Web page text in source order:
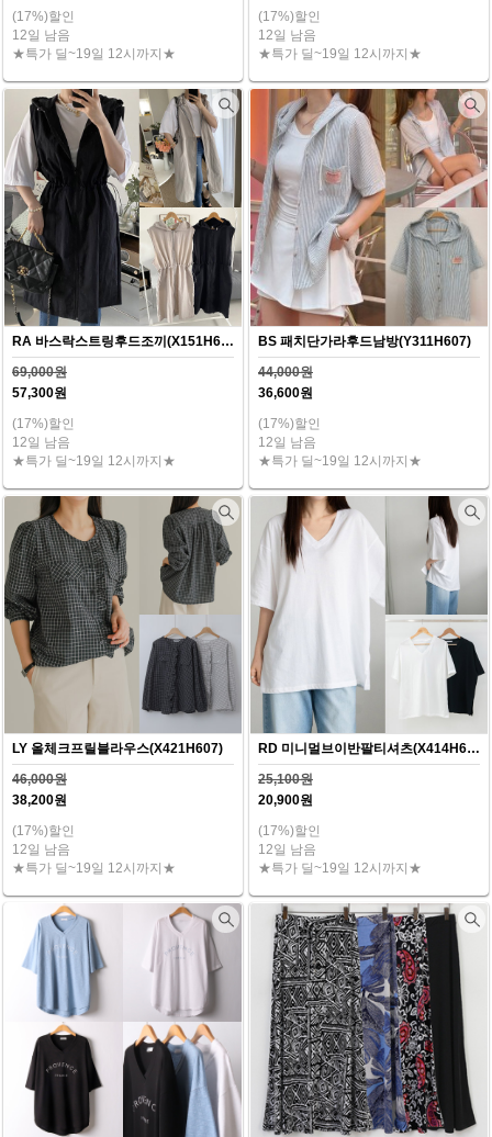
(17%)할인
12일 남음
★특가 딜~19일 12시까지★
(17%)할인
12일 남음
★특가 딜~19일 12시까지★
RA 바스락스트링후드조끼(X151H607)
69,000원
57,300원
(17%)할인
12일 남음
★특가 딜~19일 12시까지★
BS 패치단가라후드남방(Y311H607)
44,000원
36,600원
(17%)할인
12일 남음
★특가 딜~19일 12시까지★
LY 올체크프릴블라우스(X421H607)
46,000원
38,200원
(17%)할인
12일 남음
★특가 딜~19일 12시까지★
RD 미니멀브이반팔티셔츠(X414H607)
25,100원
20,900원
(17%)할인
12일 남음
★특가 딜~19일 12시까지★